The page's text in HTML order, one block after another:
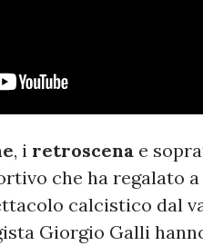
, i retroscena e
che ha regalato
calcistico dal
Giorgio Galli